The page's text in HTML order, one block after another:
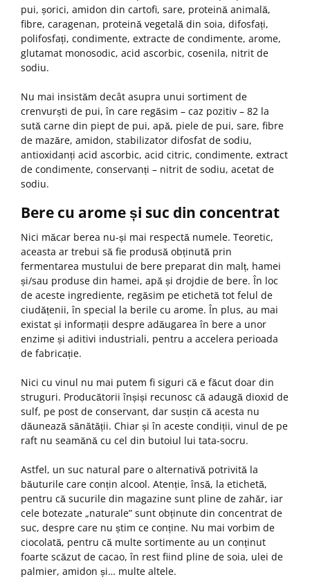
pui, șorici, amidon din cartofi, sare, proteină animală,
fibre, caragenan, proteină vegetală din soia, difosfați,
polifosfați, condimente, extracte de condimente, arome,
glutamat monosodic, acid ascorbic, cosenila, nitrit de
sodiu.
Nu mai insistăm decât asupra unui sortiment de
crenvurști de pui, în care regăsim – caz pozitiv – 82 la
sută carne din piept de pui, apă, piele de pui, sare, fibre
de mazăre, amidon, stabilizator difosfat de sodiu,
antioxidanți acid ascorbic, acid citric, condimente, extract
de condimente, conservanți – nitrit de sodiu, acetat de
sodiu.
Bere cu arome și suc din concentrat
Nici măcar berea nu-și mai respectă numele. Teoretic,
aceasta ar trebui să fie produsă obținută prin
fermentarea mustului de bere preparat din malț, hamei
și/sau produse din hamei, apă și drojdie de bere. În loc
de aceste ingrediente, regăsim pe etichetă tot felul de
ciudățenii, în special la berile cu arome. În plus, au mai
existat și informații despre adăugarea în bere a unor
enzime și aditivi industriali, pentru a accelera perioada
de fabricație.
Nici cu vinul nu mai putem fi siguri că e făcut doar din
struguri. Producătorii înșiși recunosc că adaugă dioxid de
sulf, pe post de conservant, dar susțin că acesta nu
dăunează sănătății. Chiar și în aceste condiții, vinul de pe
raft nu seamănă cu cel din butoiul lui tata-socru.
Astfel, un suc natural pare o alternativă potrivită la
băuturile care conțin alcool. Atenție, însă, la etichetă,
pentru că sucurile din magazine sunt pline de zahăr, iar
cele botezate „naturale” sunt obținute din concentrat de
suc, despre care nu știm ce conține. Nu mai vorbim de
ciocolată, pentru că multe sortimente au un conținut
foarte scăzut de cacao, în rest fiind pline de soia, ulei de
palmier, amidon și… multe altele.